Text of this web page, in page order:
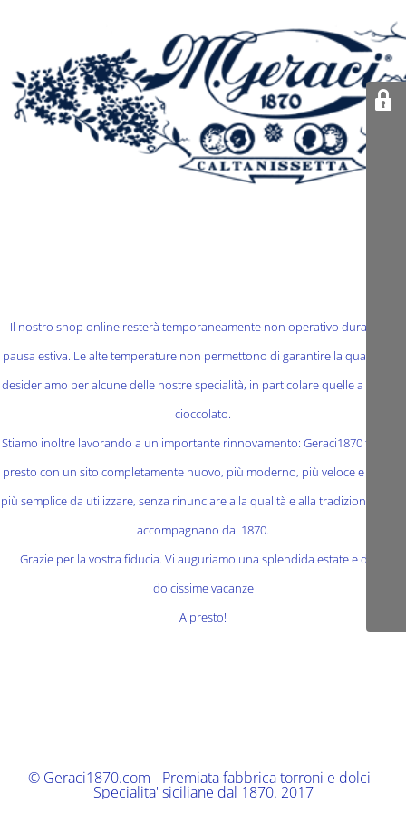
Il nostro shop online resterà temporaneamente non operativo durante la
pausa estiva. Le alte temperature non permettono di garantire la qualità che
desideriamo per alcune delle nostre specialità, in particolare quelle a base di
cioccolato.
Stiamo inoltre lavorando a un importante rinnovamento: Geraci1870 tornerà
presto con un sito completamente nuovo, più moderno, più veloce e ancora
più semplice da utilizzare, senza rinunciare alla qualità e alla tradizione che ci
accompagnano dal 1870.
Grazie per la vostra fiducia. Vi auguriamo una splendida estate e delle
dolcissime vacanze
A presto!
© Geraci1870.com - Premiata fabbrica torroni e dolci -
Specialita' siciliane dal 1870. 2017